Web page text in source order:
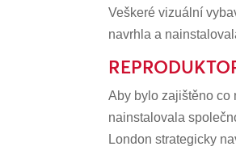
Veškeré vizuální
navrhla a
Aby bylo zajištěno co
nainstalovala
London strategicky